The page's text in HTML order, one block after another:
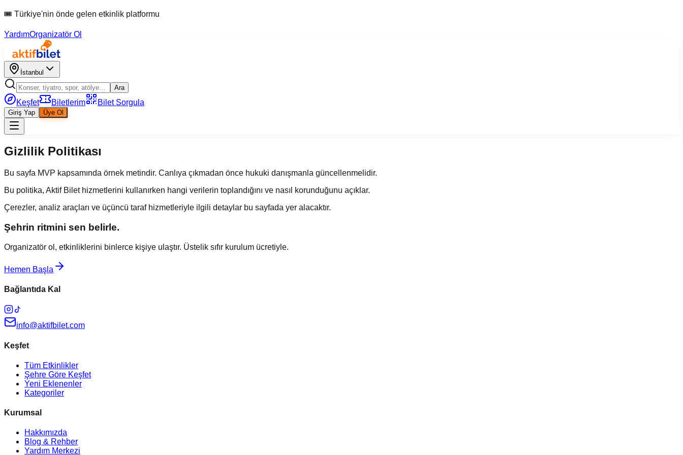
🎟 Türkiye'nin önde gelen etkinlik platformu
YardımOrganizatör Ol
İstanbul
Ara
Keşfet Biletlerim Bilet Sorgula
Giriş Yap Üye Ol
Gizlilik Politikası
Bu sayfa MVP kapsamında örnek metindir. Canlıya çıkmadan önce hukuki danışmanla güncellenmelidir.
Bu politika, Aktif Bilet hizmetlerini kullanırken hangi verilerin toplandığını ve nasıl korunduğunu açıklar.
Çerezler, analiz araçları ve üçüncü taraf hizmetleriyle ilgili detaylar bu sayfada yer alacaktır.
Şehrin ritmini sen belirle.
Organizatör ol, etkinliklerini binlerce kişiye ulaştır. Üstelik sıfır kurulum ücretiyle.
Hemen Başla
Bağlantıda Kal
info@aktifbilet.com
Keşfet
Tüm Etkinlikler
Şehre Göre Keşfet
Yeni Eklenenler
Kategoriler
Kurumsal
Hakkımızda
Blog & Rehber
Yardım Merkezi